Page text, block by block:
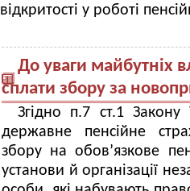
відкритості у роботі
До уваги майбутніх
сплати збору за
Згідно п.7 ст.1
державне пенсійне
збору на обов’язкове
установи й організації